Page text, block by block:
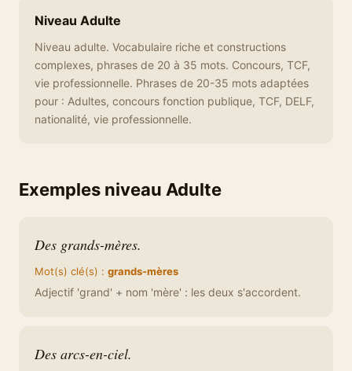
Niveau Adulte
Niveau adulte. Vocabulaire riche et constructions
complexes, phrases de 20 à 35 mots. Concours, TCF,
vie professionnelle. Phrases de 20-35 mots adaptées
pour : Adultes, concours fonction publique, TCF, DELF,
nationalité, vie professionnelle.
Exemples niveau Adulte
Des grands-mères.
Mot(s) clé(s) : grands-mères
Adjectif 'grand' + nom 'mère' : les deux s'accordent.
Des arcs-en-ciel.